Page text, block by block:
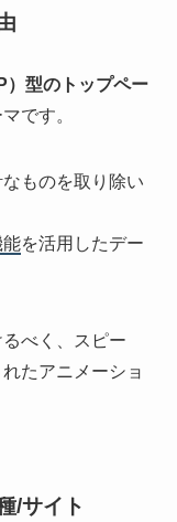
）型のトップペー
です。
ものを取り除い
能を活用したデー
べく、スピー
たアニメーショ
/サイト